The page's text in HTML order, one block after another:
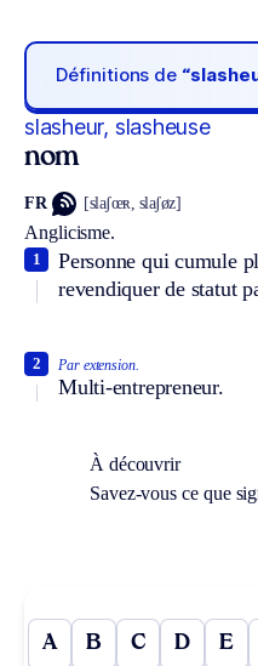
Définitions de
slasheur, slasheuse
nom
FR [slaʃœʀ, slaʃøz]
Anglicisme.
Personne qui cumule
revendiquer de statut
1
Par extension.
Multi-entrepreneur.
2
À découvrir
Savez-vous ce que
A B C D E